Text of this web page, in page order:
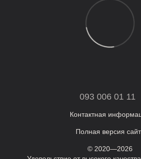
093 006 01 11
Контактная
Полная версия
© 2020—2026